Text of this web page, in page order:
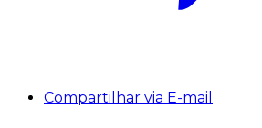
Compartilhar via E-mail